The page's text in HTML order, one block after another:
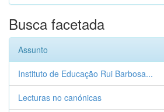
Busca facetada
Assunto
Instituto de Educação Rui Barbosa...
Lecturas no canónicas